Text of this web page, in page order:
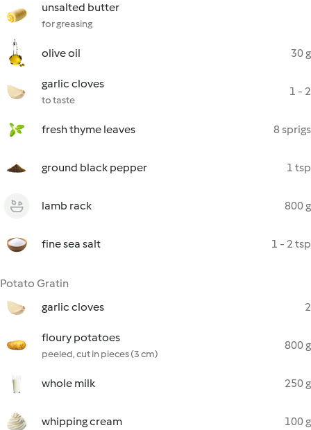
unsalted butter
for greasing
olive oil 30 g
garlic cloves
to taste
1 - 2
fresh thyme leaves 8 sprigs
ground black pepper 1 tsp
lamb rack 800 g
fine sea salt 1 - 2 tsp
Potato Gratin
garlic cloves
2
floury potatoes
peeled, cut in pieces (3 cm)
800 g
whole milk 250 g
whipping cream 100 g